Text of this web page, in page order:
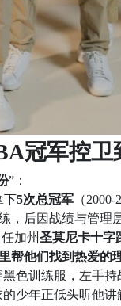
冠军控卫
”：
下5次总冠军 （
，后因战绩与管理
加州圣莫尼卡十字
帮他们找到热爱的
色训练服，左手
的少年正低头听他